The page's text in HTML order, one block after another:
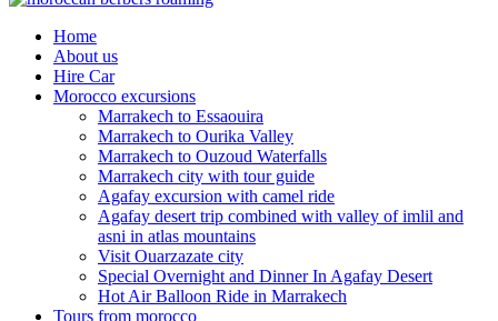
Home
About us
Hire Car
Morocco excursions
Marrakech to Essaouira
Marrakech to Ourika Valley
Marrakech to Ouzoud Waterfalls
Marrakech city with tour guide
Agafay excursion with camel ride
Agafay desert trip combined with valley of imlil and
asni in atlas mountains
Visit Ouarzazate city
Special Overnight and Dinner In Agafay Desert
Hot Air Balloon Ride in Marrakech
Tours from morocco